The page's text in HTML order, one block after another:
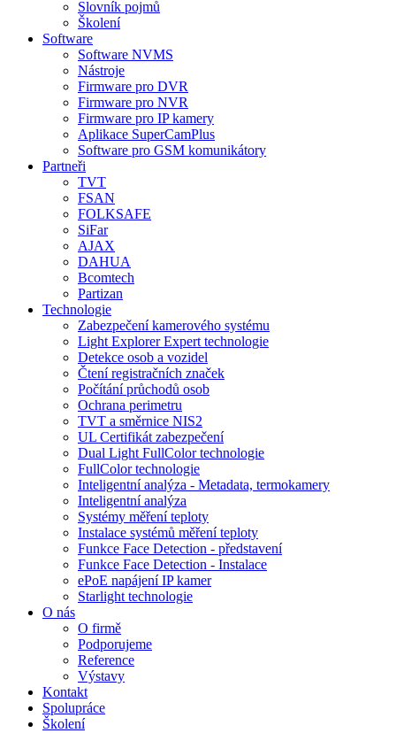
Slovník pojmů
Školení
Software
Software NVMS
Nástroje
Firmware pro DVR
Firmware pro NVR
Firmware pro IP kamery
Aplikace SuperCamPlus
Software pro GSM komunikátory
Partneři
TVT
FSAN
FOLKSAFE
SiFar
AJAX
DAHUA
Bcomtech
Partizan
Technologie
Zabezpečení kamerového systému
Light Explorer Expert technologie
Detekce osob a vozidel
Čtení registračních značek
Počítání průchodů osob
Ochrana perimetru
TVT a směrnice NIS2
UL Certifikát zabezpečení
Dual Light FullColor technologie
FullColor technologie
Inteligentní analýza - Metadata, termokamery
Inteligentní analýza
Systémy měření teploty
Instalace systémů měření teploty
Funkce Face Detection - představení
Funkce Face Detection - Instalace
ePoE napájení IP kamer
Starlight technologie
O nás
O firmě
Podporujeme
Reference
Výstavy
Kontakt
Spolupráce
Školení